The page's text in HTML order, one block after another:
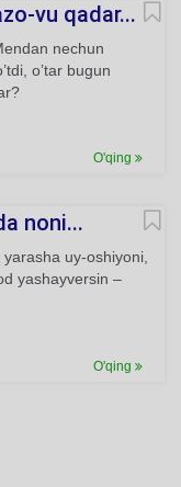
vu qadar...
nechun
o’tar bugun
O'qing
noni...
uy-oshiyoni,
yashayversin –
O'qing